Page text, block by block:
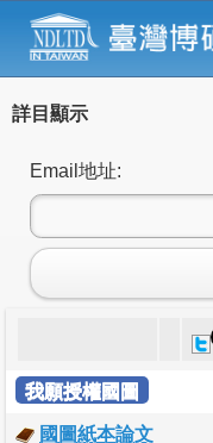
詳目顯示
Email地址:
我願授權國圖
國圖紙本論文